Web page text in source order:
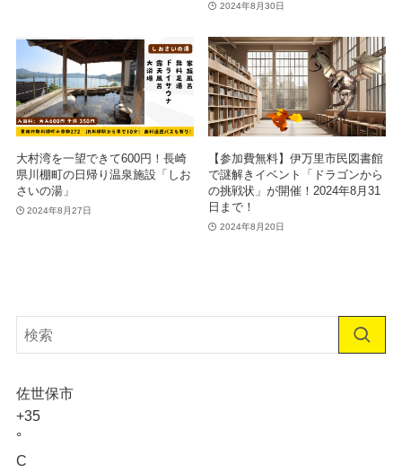
2024年8月30日
大村湾を一望できて600円！長崎
県川棚町の日帰り温泉施設「しお
さいの湯」
2024年8月27日
【参加費無料】伊万里市民図書館
で謎解きイベント「ドラゴンから
の挑戦状」が開催！2024年8月31
日まで！
2024年8月20日
佐世保市
+35
°
C